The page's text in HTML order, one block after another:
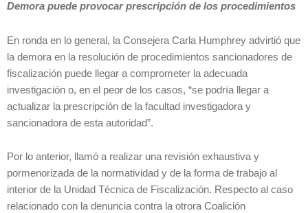
Demora puede provocar prescripción de los procedimientos
En ronda en lo general, la Consejera Carla Humphrey advirtió que
la demora en la resolución de procedimientos sancionadores de
fiscalización puede llegar a comprometer la adecuada
investigación o, en el peor de los casos, “se podría llegar a
actualizar la prescripción de la facultad investigadora y
sancionadora de esta autoridad”.
Por lo anterior, llamó a realizar una revisión exhaustiva y
pormenorizada de la normatividad y de la forma de trabajo al
interior de la Unidad Técnica de Fiscalización. Respecto al caso
relacionado con la denuncia contra la otrora Coalición